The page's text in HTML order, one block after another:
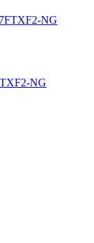
NG